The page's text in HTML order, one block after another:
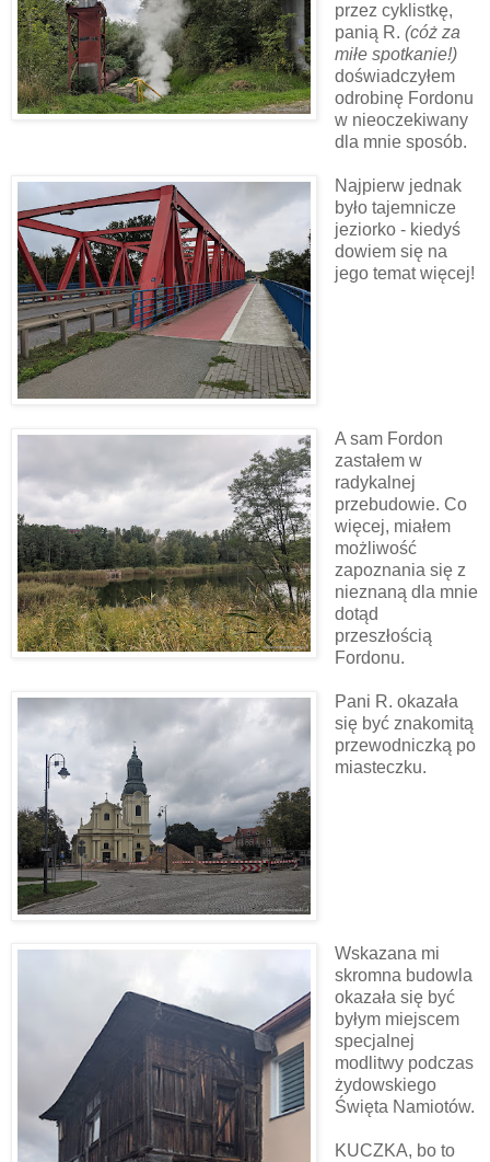
przez cyklistkę,
panią R. (cóż za
miłe spotkanie!)
doświadczyłem
odrobinę Fordonu
w nieoczekiwany
dla mnie sposób.
Najpierw jednak
było tajemnicze
jeziorko - kiedyś
dowiem się na
jego temat więcej!
A sam Fordon
zastałem w
radykalnej
przebudowie. Co
więcej, miałem
możliwość
zapoznania się z
nieznaną dla mnie
dotąd
przeszłością
Fordonu.
Pani R. okazała
się być znakomitą
przewodniczką po
miasteczku.
Wskazana mi
skromna budowla
okazała się być
byłym miejscem
specjalnej
modlitwy podczas
żydowskiego
Święta Namiotów.
KUCZKA, bo to